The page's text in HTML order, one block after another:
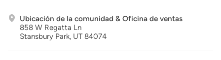
Ubicación de la comunidad & Oficina de ventas
858 W Regatta Ln
Stansbury Park, UT 84074